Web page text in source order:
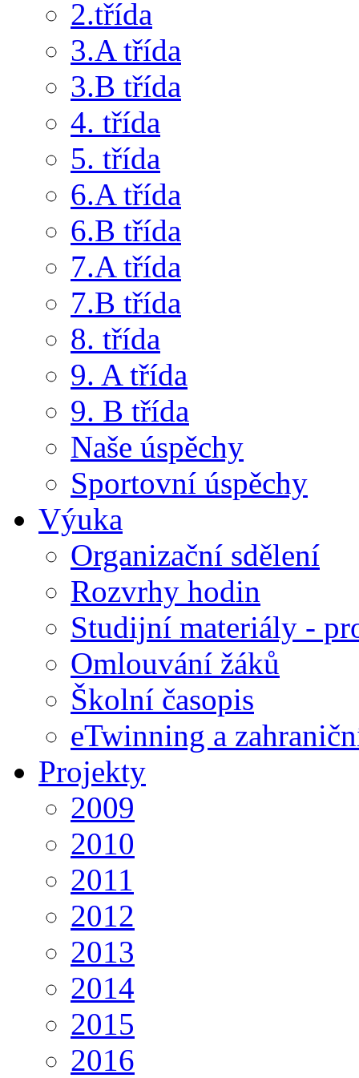
2.třída
3.A třída
3.B třída
4. třída
5. třída
6.A třída
6.B třída
7.A třída
7.B třída
8. třída
9. A třída
9. B třída
Naše úspěchy
Sportovní úspěchy
Výuka
Organizační sdělení
Rozvrhy hodin
Studijní materiály -
Omlouvání žáků
Školní časopis
eTwinning a
Projekty
2009
2010
2011
2012
2013
2014
2015
2016